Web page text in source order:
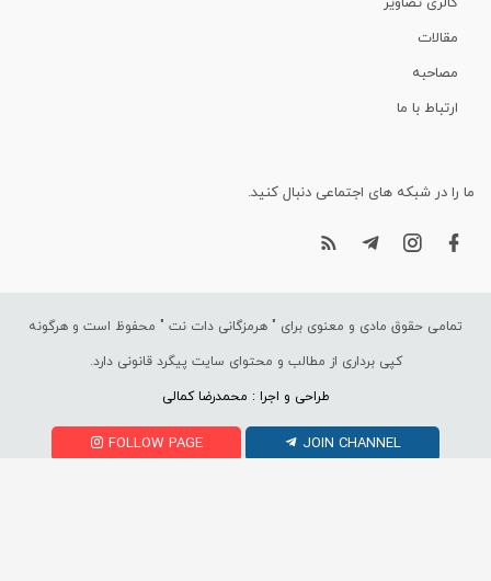
مقالات
مصاحبه
ارتباط با ما
ما را در شبکه های اجتماعی دنبال کنید.
تمامی حقوق مادی و معنوی برای " هرمزگانی دات نت " محفوظ است و هرگونه
کپی برداری از مطالب و محتوای سایت پیگرد قانونی دارد.
طراحی و اجرا : محمدرضا کمالی
FOLLOW PAGE JOIN CHANNEL